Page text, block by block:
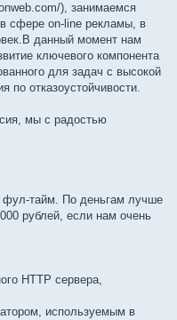
), занимаемся
в сфере on-line рекламы, в
данный момент нам
ключевого компонента
для задач с высокой
по отказоустойчивости.
мы с радостью
фул-тайм. По деньгам лучше
рублей, если нам очень
HTTP сервера,
используемым в